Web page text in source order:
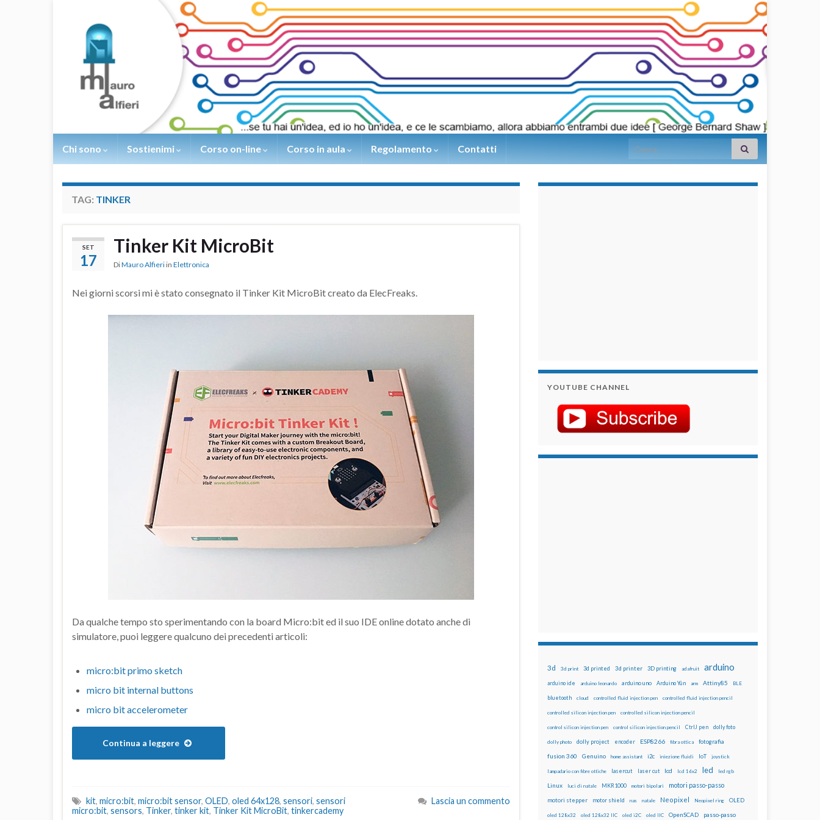
Chi sono Sostienimi Corso on-line Corso in aula Regolamento Contatti Search for:
TAG: TINKER
SET
17
Tinker Kit MicroBit
DiMauro Alfieri in Elettronica
Nei giorni scorsi mi è stato consegnato il Tinker Kit MicroBit creato da ElecFreaks.
Da qualche tempo sto sperimentando con la board Micro:bit ed il suo IDE online dotato anche di
simulatore, puoi leggere qualcuno dei precedenti articoli:
micro:bit primo sketch
micro bit internal buttons
micro bit accelerometer
Continua a leggere
kit, micro:bit, micro:bit sensor, OLED, oled 64x128, sensori, sensori
micro:bit, sensors, Tinker, tinker kit, Tinker Kit MicroBit, tinkercademy
Lascia un commento
YOUTUBE CHANNEL
3d 3d print 3d printed 3d printer 3D printing adafruit arduino
arduino ide arduino leonardo arduino uno Arduino Yún arm Attiny85 BLE
bluetooth cloud controlled fluid injection pen controlled fluid injection pencil
controlled silicon injection pen controlled silicon injection pencil
control silicon injection pen control silicon injection pencil CtrlJ pen dolly foto
dolly photo dolly project encoder ESP8266 fibra ottica fotografia
fusion 360 Genuino home assistant i2c iniezione fluidi IoT joystick
lampadario con fibre ottiche lasercut laser cut lcd lcd 16x2 led led rgb
Linux luci di natale MKR1000 motori bipolari motori passo-passo
motori stepper motor shield nas natale Neopixel Neopixel ring OLED
oled 128x32 oled 128x32 IIC oled i2C oled IIC OpenSCAD passo-passo